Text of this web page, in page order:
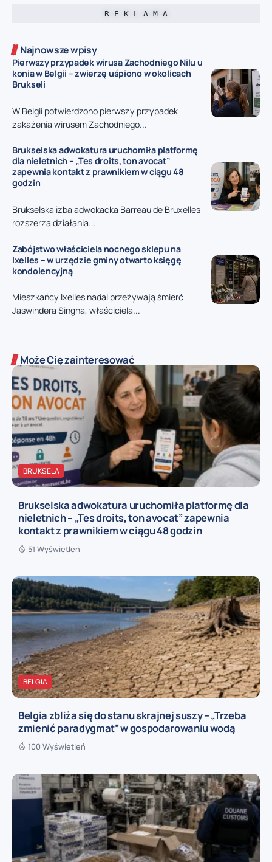
R E K L A M A
Najnowsze wpisy
Pierwszy przypadek wirusa Zachodniego Nilu u
konia w Belgii – zwierzę uśpiono w okolicach
Brukseli
W Belgii potwierdzono pierwszy przypadek
zakażenia wirusem Zachodniego...
Brukselska adwokatura uruchomiła platformę
dla nieletnich – „Tes droits, ton avocat”
zapewnia kontakt z prawnikiem w ciągu 48
godzin
Brukselska izba adwokacka Barreau de Bruxelles
rozszerza działania...
Zabójstwo właściciela nocnego sklepu na
Ixelles – w urzędzie gminy otwarto księgę
kondolencyjną
Mieszkańcy Ixelles nadal przeżywają śmierć
Jaswindera Singha, właściciela...
Może Cię zainteresować
BRUKSELA
Brukselska adwokatura uruchomiła platformę dla
nieletnich – „Tes droits, ton avocat” zapewnia
kontakt z prawnikiem w ciągu 48 godzin
51 Wyświetleń
BELGIA
Belgia zbliża się do stanu skrajnej suszy – „Trzeba
zmienić paradygmat” w gospodarowaniu wodą
100 Wyświetleń